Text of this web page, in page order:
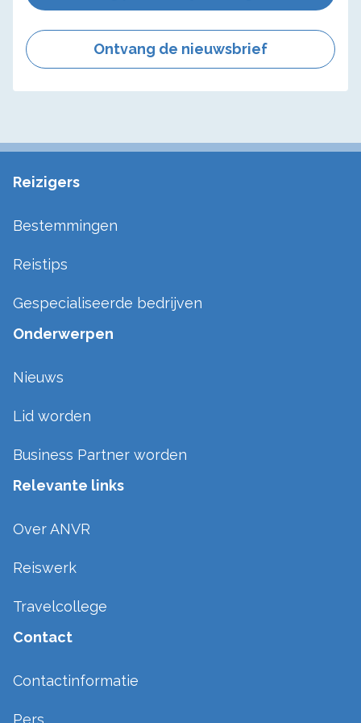
Ontvang de nieuwsbrief
Reizigers
Bestemmingen
Reistips
Gespecialiseerde bedrijven
Onderwerpen
Nieuws
Lid worden
Business Partner worden
Relevante links
Over ANVR
Reiswerk
Travelcollege
Contact
Contactinformatie
Pers